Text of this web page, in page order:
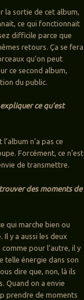
la sortie de cet album,
ce qui fonctionnait
difficile parce que
retours. Ça se fera
qu’on peut
ce second album,
du public.
ce qu’est
n’a pas ce
Forcément, ce n’est
de transmettre.
des moments de
qui marche bien ou
y a aussi les deux
pour l’autre, il y
telle énergie dans son
dire que, non, là ils
Quand on a envie
prendre de moments